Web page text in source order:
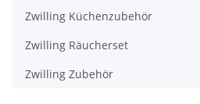
Zwilling Küchenzubehör
Zwilling Räucherset
Zwilling Zubehör